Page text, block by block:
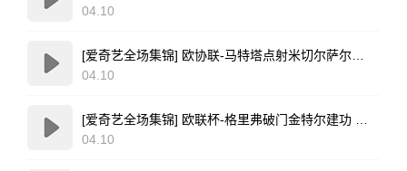
04.10
04.10
04.10